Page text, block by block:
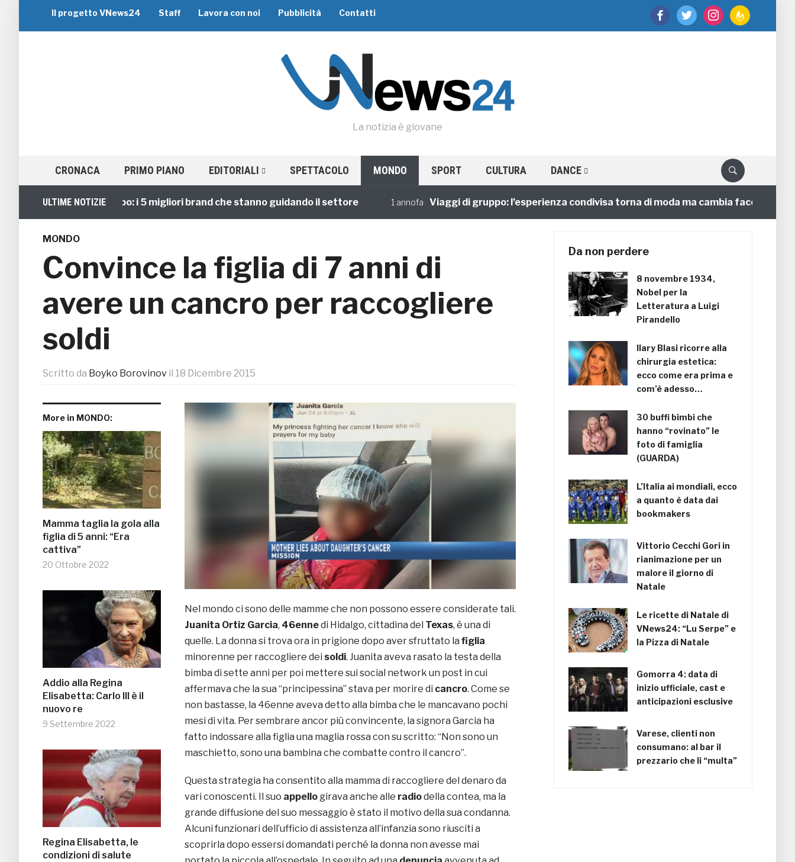
facebooktwitter instagramfeedburner
Il progetto VNews24 Staff Lavora con noi Pubblicità Contatti
La notizia è giovane
CRONACA PRIMO PIANO EDITORIALI SPETTACOLO MONDO SPORT CULTURA DANCE
ULTIME NOTIZIE
Viaggi di Gruppo: i 5 migliori brand che stanno guidando il settore 1 annofa Viaggi di gruppo: l’esperienza condivisa torna di moda ma cambia faccia
MONDO
Convince la figlia di 7 anni di
avere un cancro per raccogliere
soldi
Scritto da Boyko Borovinov il 18 Dicembre 2015
More in MONDO:
Mamma taglia la gola alla
figlia di 5 anni: “Era
cattiva”
20 Ottobre 2022
Addio alla Regina
Elisabetta: Carlo III è il
nuovo re
9 Settembre 2022
Regina Elisabetta, le
condizioni di salute
Nel mondo ci sono delle mamme che non possono essere considerate tali.
Juanita Ortiz Garcia, 46ennedi Hidalgo, cittadina del Texas, è una di
quelle. La donna si trova ora in prigione dopo aver sfruttato la figlia
minorenne per raccogliere dei soldi. Juanita aveva rasato la testa della
bimba di sette anni per poi mettere sui social network un post in cui
affermava che la sua “principessina” stava per morire di cancro. Come se
non bastasse, la 46enne aveva detto alla bimba che le mancavano pochi
mesi di vita. Per sembrare ancor più convincente, la signora Garcia ha
fatto indossare alla figlia una maglia rossa con su scritto: “Non sono un
maschietto, sono una bambina che combatte contro il cancro”.
Questa strategia ha consentito alla mamma di raccogliere del denaro da
vari conoscenti. Il suo appello girava anche alle radiodella contea, ma la
grande diffusione del suo messaggio è stato il motivo della sua condanna.
Alcuni funzionari dell’ufficio di assistenza all’infanzia sono riusciti a
scoprirla dopo essersi domandati perché la donna non avesse mai
Da non perdere
8 novembre 1934,
Nobel per la
Letteratura a Luigi
Pirandello
Ilary Blasi ricorre alla
chirurgia estetica:
ecco come era prima e
com’è adesso…
30 buffi bimbi che
hanno “rovinato” le
foto di famiglia
(GUARDA)
L’Italia ai mondiali, ecco
a quanto è data dai
bookmakers
Vittorio Cecchi Gori in
rianimazione per un
malore il giorno di
Natale
Le ricette di Natale di
VNews24: “Lu Serpe” e
la Pizza di Natale
Gomorra 4: data di
inizio ufficiale, cast e
anticipazioni esclusive
Varese, clienti non
consumano: al bar il
prezzario che li “multa”